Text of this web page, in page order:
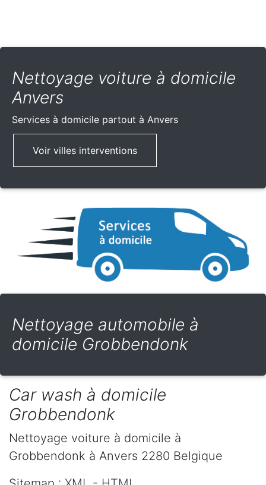
Nettoyage voiture à domicile
Anvers
Services à domicile partout à Anvers
Voir villes interventions
Nettoyage automobile à
domicile Grobbendonk
Car wash à domicile
Grobbendonk
Nettoyage voiture à domicile à
Grobbendonk à Anvers 2280 Belgique